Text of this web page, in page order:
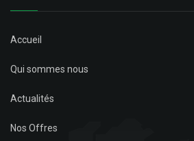
Accueil
Qui sommes nous
Actualités
Nos Offres